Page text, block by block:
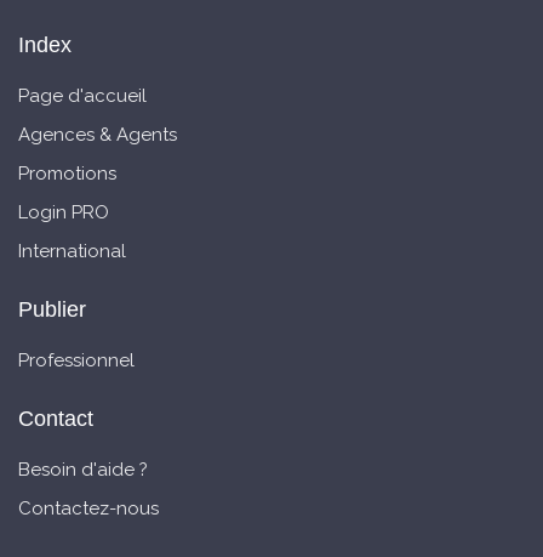
Index
Page d'accueil
Agences & Agents
Promotions
Login PRO
International
Publier
Professionnel
Contact
Besoin d'aide ?
Contactez-nous